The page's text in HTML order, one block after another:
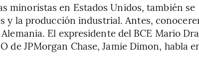
minoristas en Estados Unidos, también se
y la producción industrial. Antes,
El expresidente del BCE Mario
de JPMorgan Chase, Jamie Dimon, habla